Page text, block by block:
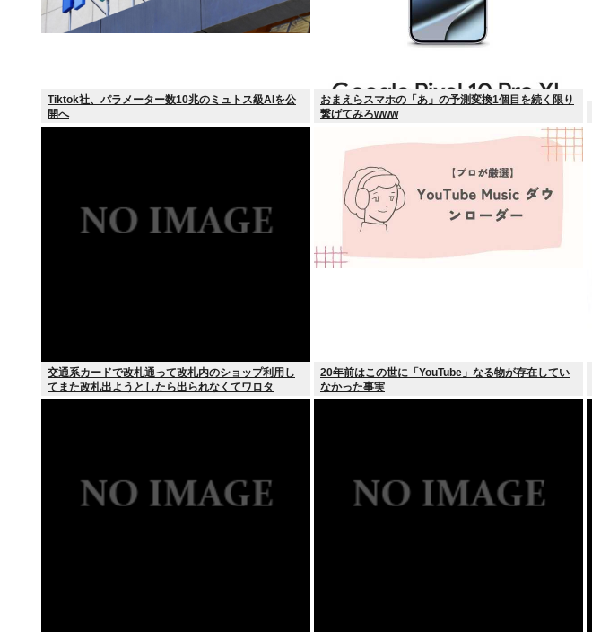
Tiktok社、パラメーター数10兆のミュトス級AIを公
開へ
おまえらスマホの「あ」の予測変換1個目を続く限り
繋げてみろwww
交通系カードで改札通って改札内のショップ利用し
てまた改札出ようとしたら出られなくてワロタ
20年前はこの世に「YouTube」なる物が存在してい
なかった事実